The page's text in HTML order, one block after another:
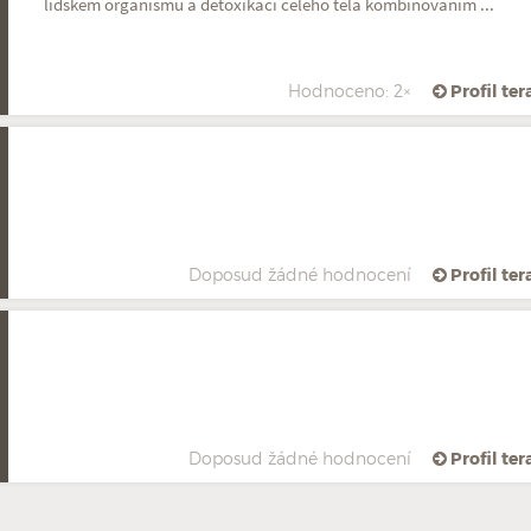
Hodnoceno: 2× Profil
Doposud žádné hodnocení Profil
Doposud žádné hodnocení Profil